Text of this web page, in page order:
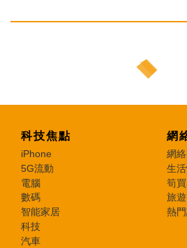
科技焦點
iPhone
5G流動
電腦
數碼
智能家居
科技
汽車
網
網
生
筍
旅
熱